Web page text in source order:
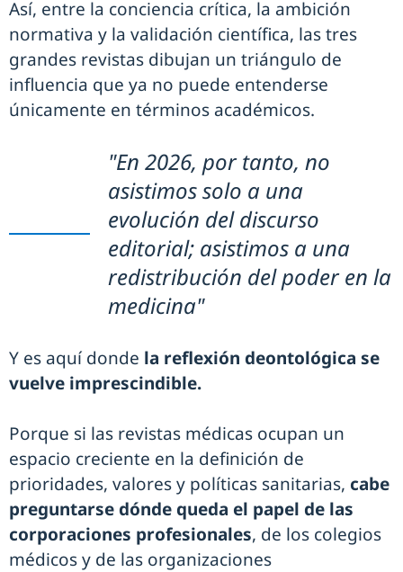
Así, entre la conciencia crítica, la ambición
normativa y la validación científica, las tres
grandes revistas dibujan un triángulo de
influencia que ya no puede entenderse
únicamente en términos académicos.
"En 2026, por tanto, no
asistimos solo a una
evolución del discurso
editorial; asistimos a una
redistribución del poder en la
medicina"
Y es aquí donde la reflexión deontológica se
vuelve imprescindible.
Porque si las revistas médicas ocupan un
espacio creciente en la definición de
prioridades, valores y políticas sanitarias, cabe
preguntarse dónde queda el papel de las
corporaciones profesionales, de los colegios
médicos y de las organizaciones